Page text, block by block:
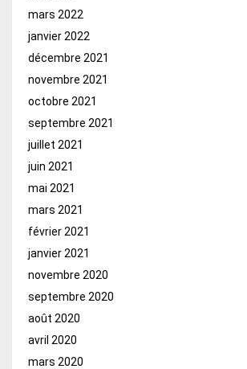
mars 2022
janvier 2022
décembre 2021
novembre 2021
octobre 2021
septembre 2021
juillet 2021
juin 2021
mai 2021
mars 2021
février 2021
janvier 2021
novembre 2020
septembre 2020
août 2020
avril 2020
mars 2020